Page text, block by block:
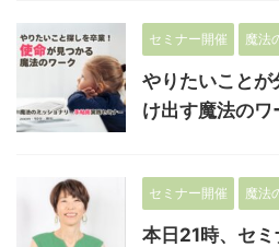
セミナー開催 魔法
やりたいこと
け出す魔法のワ
セミナー開催 魔法
本日21時、セ